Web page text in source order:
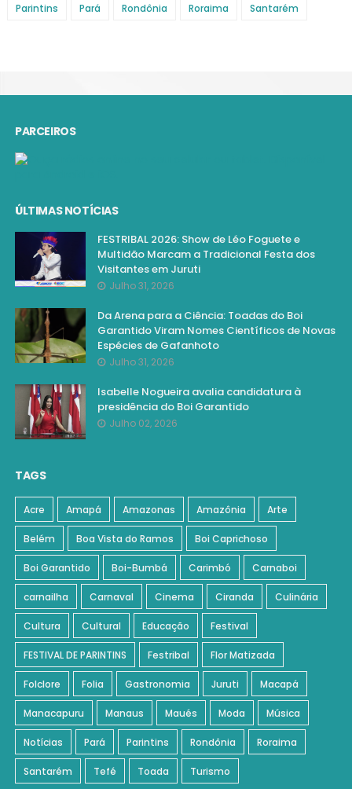
Parintins Pará Rondônia Roraima Santarém
PARCEIROS
ÚLTIMAS NOTÍCIAS
FESTRIBAL 2026: Show de Léo Foguete e
Multidão Marcam a Tradicional Festa dos
Visitantes em Juruti
Julho 31, 2026
Da Arena para a Ciência: Toadas do Boi
Garantido Viram Nomes Científicos de Novas
Espécies de Gafanhoto
Julho 31, 2026
Isabelle Nogueira avalia candidatura à
presidência do Boi Garantido
Julho 02, 2026
TAGS
Acre Amapá Amazonas Amazônia Arte
Belém Boa Vista do Ramos Boi Caprichoso
Boi Garantido Boi-Bumbá Carimbó Carnaboi
carnailha Carnaval Cinema Ciranda Culinária
Cultura Cultural Educação Festival
FESTIVAL DE PARINTINS Festribal Flor Matizada
Folclore Folia Gastronomia Juruti Macapá
Manacapuru Manaus Maués Moda Música
Notícias Pará Parintins Rondônia Roraima
Santarém Tefé Toada Turismo